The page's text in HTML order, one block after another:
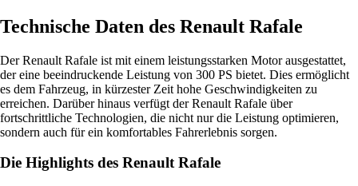
Technische Daten des Renault Rafale
Der Renault Rafale ist mit einem leistungsstarken Motor ausgestattet,
der eine beeindruckende Leistung von 300 PS bietet. Dies ermöglicht
es dem Fahrzeug, in kürzester Zeit hohe Geschwindigkeiten zu
erreichen. Darüber hinaus verfügt der Renault Rafale über
fortschrittliche Technologien, die nicht nur die Leistung optimieren,
sondern auch für ein komfortables Fahrerlebnis sorgen.
Die Highlights des Renault Rafale